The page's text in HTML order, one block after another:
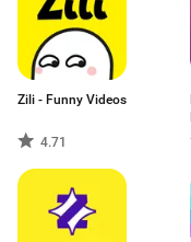
Zili - Funny Videos
4.71